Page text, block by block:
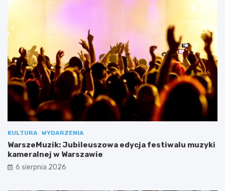
KULTURA WYDARZENIA
WarszeMuzik: Jubileuszowa edycja festiwalu muzyki
kameralnej w Warszawie
6 sierpnia 2026